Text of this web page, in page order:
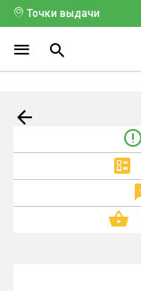
Точки выдачи